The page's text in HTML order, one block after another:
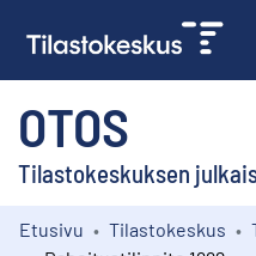
OTOS
Tilastokeskuksen
Kokoelmat
Etusivu Tilastokeskus